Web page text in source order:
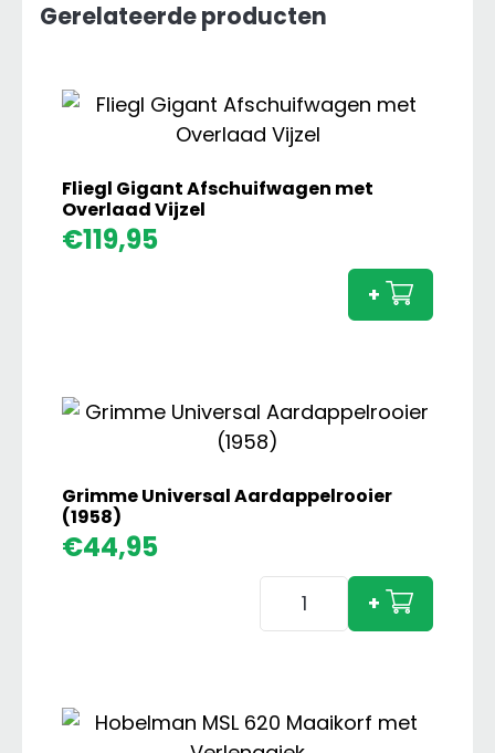
Gerelateerde producten
Fliegl Gigant Afschuifwagen met
Overlaad Vijzel
€119,95
met
+
Grimme Universal Aardappelrooier
(1958)
€44,95
Grimme
Universal
aantal
+